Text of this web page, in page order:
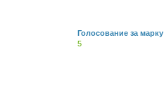
Голосование за марку
5